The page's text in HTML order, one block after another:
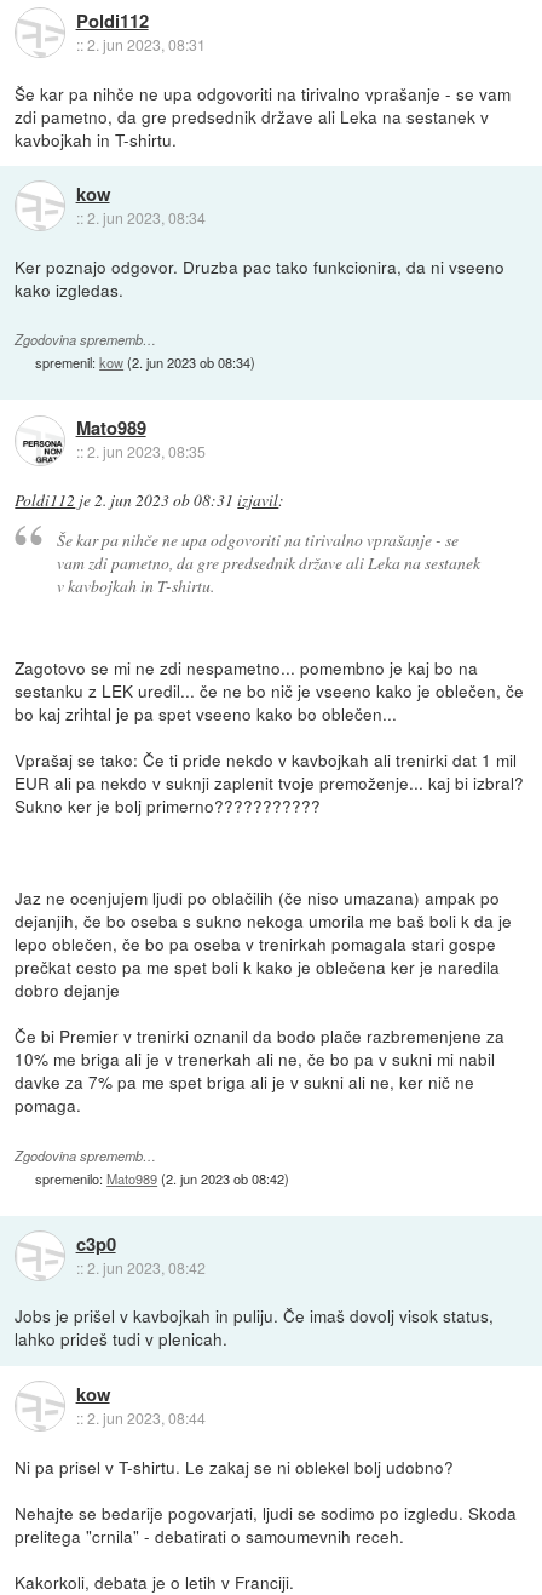
Poldi112
::2. jun 2023, 08:31
Še kar pa nihče ne upa odgovoriti na tirivalno vprašanje - se vam
zdi pametno, da gre predsednik države ali Leka na sestanek v
kavbojkah in T-shirtu.
kow
::2. jun 2023, 08:34
Ker poznajo odgovor. Druzba pac tako funkcionira, da ni vseeno
kako izgledas.
Zgodovina sprememb…
spremenil:kow(2. jun 2023 ob 08:34)
Mato989
::2. jun 2023, 08:35
Poldi112 je2. jun 2023 ob 08:31 izjavil:
Še kar pa nihče ne upa odgovoriti na tirivalno vprašanje - se
vam zdi pametno, da gre predsednik države ali Leka na sestanek
v kavbojkah in T-shirtu.
Zagotovo se mi ne zdi nespametno... pomembno je kaj bo na
sestanku z LEK uredil... če ne bo nič je vseeno kako je oblečen, če
bo kaj zrihtal je pa spet vseeno kako bo oblečen...
Vprašaj se tako: Če ti pride nekdo v kavbojkah ali trenirki dat 1 mil
EUR ali pa nekdo v suknji zaplenit tvoje premoženje... kaj bi izbral?
Sukno ker je bolj primerno???????????
Jaz ne ocenjujem ljudi po oblačilih (če niso umazana) ampak po
dejanjih, če bo oseba s sukno nekoga umorila me baš boli k da je
lepo oblečen, če bo pa oseba v trenirkah pomagala stari gospe
prečkat cesto pa me spet boli k kako je oblečena ker je naredila
dobro dejanje
Če bi Premier v trenirki oznanil da bodo plače razbremenjene za
10% me briga ali je v trenerkah ali ne, če bo pa v sukni mi nabil
davke za 7% pa me spet briga ali je v sukni ali ne, ker nič ne
pomaga.
Zgodovina sprememb…
spremenilo:Mato989(2. jun 2023 ob 08:42)
c3p0
::2. jun 2023, 08:42
Jobs je prišel v kavbojkah in puliju. Če imaš dovolj visok status,
lahko prideš tudi v plenicah.
kow
::2. jun 2023, 08:44
Ni pa prisel v T-shirtu. Le zakaj se ni oblekel bolj udobno?
Nehajte se bedarije pogovarjati, ljudi se sodimo po izgledu. Skoda
prelitega "crnila" - debatirati o samoumevnih receh.
Kakorkoli, debata je o letih v Franciji.